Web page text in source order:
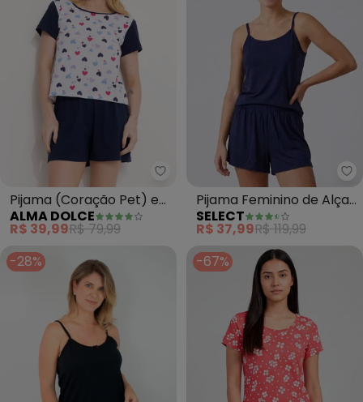
Alma Dolce - Pijama (Coração
Pijama (Coração Pet) em
Malha de Algodão
ALMA DOLCE
R$ 39,99R$ 79,99
Pijama Feminino de Alças
(Azul)
SELECT
R$ 37,99R$ 119,99
-28%
-67%